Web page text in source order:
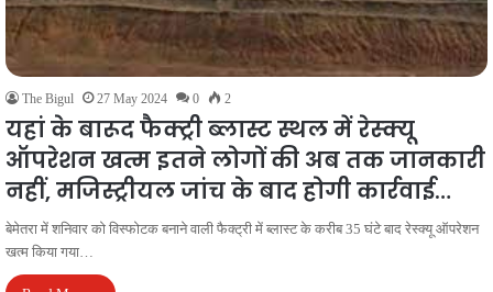
The Bigul 27 May 2024 0 2
यहां के बारूद फैक्ट्री ब्लास्ट स्थल में रेस्क्यू
ऑपरेशन खत्म इतने लोगों की अब तक जानकारी
नहीं, मजिस्ट्रीयल जांच के बाद होगी कार्रवाई…
बेमेतरा में शनिवार को विस्फोटक बनाने वाली फैक्ट्री में ब्लास्ट के करीब 35 घंटे बाद रेस्क्यू ऑपरेशन
खत्म किया गया…